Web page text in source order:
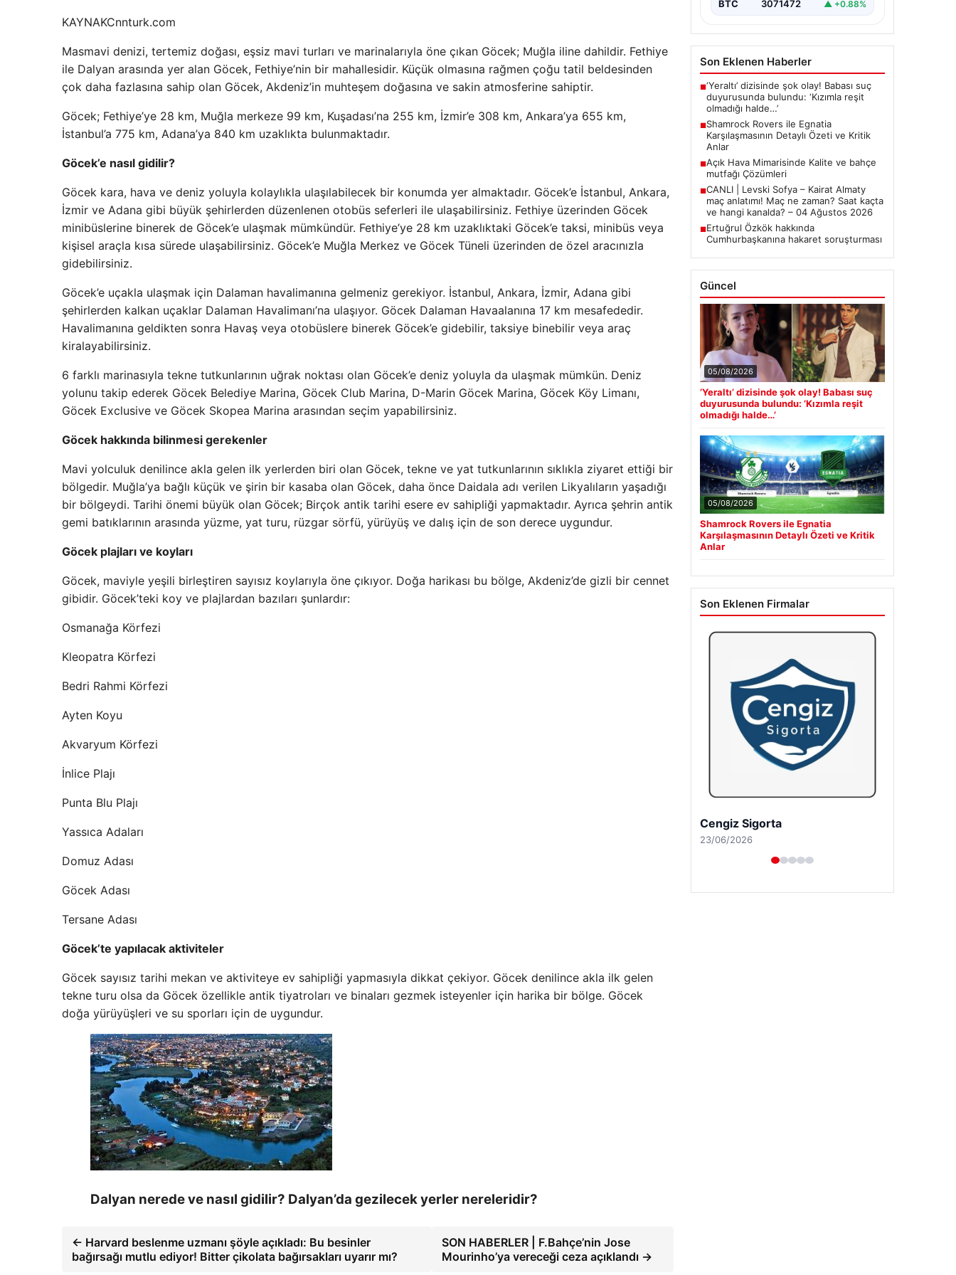
KAYNAKCnnturk.com
Masmavi denizi, tertemiz doğası, eşsiz mavi turları ve marinalarıyla öne çıkan Göcek; Muğla iline dahildir. Fethiye
ile Dalyan arasında yer alan Göcek, Fethiye’nin bir mahallesidir. Küçük olmasına rağmen çoğu tatil beldesinden
çok daha fazlasına sahip olan Göcek, Akdeniz’in muhteşem doğasına ve sakin atmosferine sahiptir.
Göcek; Fethiye’ye 28 km, Muğla merkeze 99 km, Kuşadası’na 255 km, İzmir’e 308 km, Ankara’ya 655 km,
İstanbul’a 775 km, Adana’ya 840 km uzaklıkta bulunmaktadır.
Göcek’e nasıl gidilir?
Göcek kara, hava ve deniz yoluyla kolaylıkla ulaşılabilecek bir konumda yer almaktadır. Göcek’e İstanbul, Ankara,
İzmir ve Adana gibi büyük şehirlerden düzenlenen otobüs seferleri ile ulaşabilirsiniz. Fethiye üzerinden Göcek
minibüslerine binerek de Göcek’e ulaşmak mümkündür. Fethiye’ye 28 km uzaklıktaki Göcek’e taksi, minibüs veya
kişisel araçla kısa sürede ulaşabilirsiniz. Göcek’e Muğla Merkez ve Göcek Tüneli üzerinden de özel aracınızla
gidebilirsiniz.
Göcek’e uçakla ulaşmak için Dalaman havalimanına gelmeniz gerekiyor. İstanbul, Ankara, İzmir, Adana gibi
şehirlerden kalkan uçaklar Dalaman Havalimanı’na ulaşıyor. Göcek Dalaman Havaalanına 17 km mesafededir.
Havalimanına geldikten sonra Havaş veya otobüslere binerek Göcek’e gidebilir, taksiye binebilir veya araç
kiralayabilirsiniz.
6 farklı marinasıyla tekne tutkunlarının uğrak noktası olan Göcek’e deniz yoluyla da ulaşmak mümkün. Deniz
yolunu takip ederek Göcek Belediye Marina, Göcek Club Marina, D-Marin Göcek Marina, Göcek Köy Limanı,
Göcek Exclusive ve Göcek Skopea Marina arasından seçim yapabilirsiniz.
Göcek hakkında bilinmesi gerekenler
Mavi yolculuk denilince akla gelen ilk yerlerden biri olan Göcek, tekne ve yat tutkunlarının sıklıkla ziyaret ettiği bir
bölgedir. Muğla’ya bağlı küçük ve şirin bir kasaba olan Göcek, daha önce Daidala adı verilen Likyalıların yaşadığı
bir bölgeydi. Tarihi önemi büyük olan Göcek; Birçok antik tarihi esere ev sahipliği yapmaktadır. Ayrıca şehrin antik
gemi batıklarının arasında yüzme, yat turu, rüzgar sörfü, yürüyüş ve dalış için de son derece uygundur.
Göcek plajları ve koyları
Göcek, maviyle yeşili birleştiren sayısız koylarıyla öne çıkıyor. Doğa harikası bu bölge, Akdeniz’de gizli bir cennet
gibidir. Göcek’teki koy ve plajlardan bazıları şunlardır:
Osmanağa Körfezi
Kleopatra Körfezi
Bedri Rahmi Körfezi
Ayten Koyu
Akvaryum Körfezi
İnlice Plajı
Punta Blu Plajı
Yassıca Adaları
Domuz Adası
Göcek Adası
Tersane Adası
Göcek’te yapılacak aktiviteler
Göcek sayısız tarihi mekan ve aktiviteye ev sahipliği yapmasıyla dikkat çekiyor. Göcek denilince akla ilk gelen
tekne turu olsa da Göcek özellikle antik tiyatroları ve binaları gezmek isteyenler için harika bir bölge. Göcek
doğa yürüyüşleri ve su sporları için de uygundur.
Dalyan nerede ve nasıl gidilir? Dalyan’da gezilecek yerler nereleridir?
← Harvard beslenme uzmanı şöyle açıkladı: Bu besinler
bağırsağı mutlu ediyor! Bitter çikolata bağırsakları uyarır mı?
SON HABERLER | F.Bahçe’nin Jose
Mourinho’ya vereceği ceza açıklandı →
BTC 3071472 ▲ +0.88%
Son Eklenen Haberler
■‘Yeraltı’ dizisinde şok olay! Babası suç
duyurusunda bulundu: ‘Kızımla reşit
olmadığı halde…’
■Shamrock Rovers ile Egnatia
Karşılaşmasının Detaylı Özeti ve Kritik
Anlar
■Açık Hava Mimarisinde Kalite ve bahçe
mutfağı Çözümleri
■CANLI | Levski Sofya – Kairat Almaty
maç anlatımı! Maç ne zaman? Saat kaçta
ve hangi kanalda? – 04 Ağustos 2026
■Ertuğrul Özkök hakkında
Cumhurbaşkanına hakaret soruşturması
Güncel
05/08/2026
‘Yeraltı’ dizisinde şok olay! Babası suç
duyurusunda bulundu: ‘Kızımla reşit
olmadığı halde…’
05/08/2026
Shamrock Rovers ile Egnatia
Karşılaşmasının Detaylı Özeti ve Kritik
Anlar
Son Eklenen Firmalar
Hastaş Beton
26/05/2026